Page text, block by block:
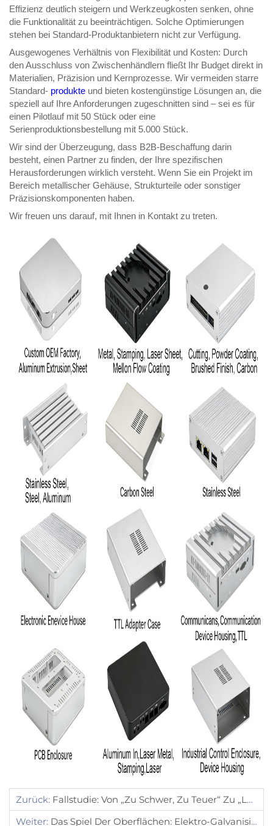
Effizienz deutlich steigern und Werkzeugkosten senken, ohne
die Funktionalität zu beeinträchtigen. Solche Optimierungen
stehen bei Standard-Produktanbietern nicht zur Verfügung.
Ausgewogenes Verhältnis von Flexibilität und Kosten: Durch
den Ausschluss von Zwischenhändlern fließt Ihr Budget direkt in
Materialien, Präzision und Kernprozesse. Wir vermeiden starre
Standard- produkte und bieten kostengünstige Lösungen an, die
speziell auf Ihre Anforderungen zugeschnitten sind – sei es für
einen Pilotlauf mit 50 Stück oder eine
Serienproduktionsbestellung mit 5.000 Stück.
Wir sind der Überzeugung, dass B2B-Beschaffung darin
besteht, einen Partner zu finden, der Ihre spezifischen
Herausforderungen wirklich versteht. Wenn Sie ein Projekt im
Bereich metallischer Gehäuse, Strukturteile oder sonstiger
Präzisionskomponenten haben.
Wir freuen uns darauf, mit Ihnen in Kontakt zu treten.
Zurück: Fallstudie: Von „Zu Schwer, Zu Teuer“ Zu „Leichtgewichtig Und Kosteneffizient“ – Wie Wir Ein Schrankdesign Für Einen US-Kunden Optimiert Haben
Weiter: Das Spiel Der Oberflächen: Elektro-Galvanisierung, Feuerverzinkung, Dacromet Oder Pulverbeschichtung – Wer Beherrscht Den Außenbereich?